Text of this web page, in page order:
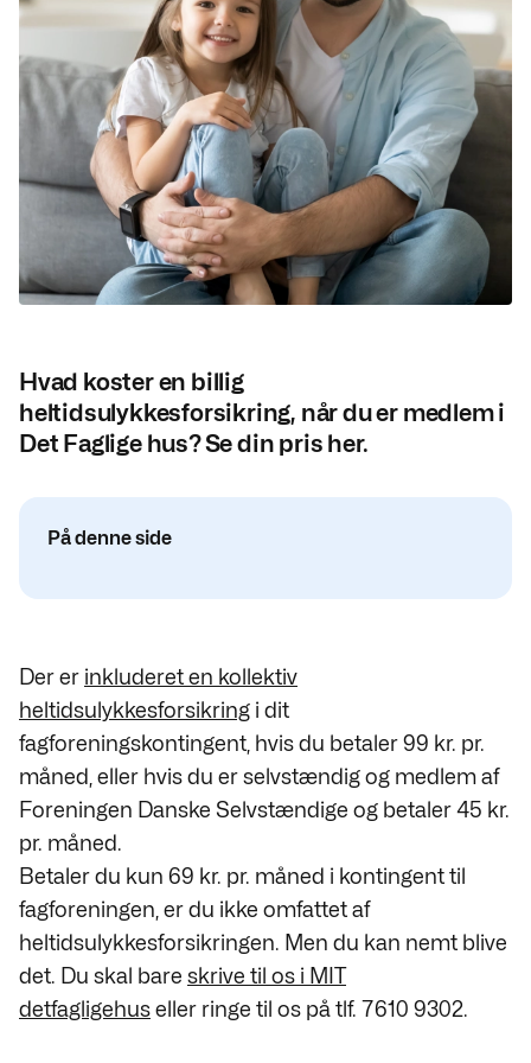
Hvad koster en billig
heltidsulykkesforsikring, når du er medlem i
Det Faglige hus? Se din pris her.
På denne side
Der er inkluderet en kollektiv
heltidsulykkesforsikring i dit
fagforeningskontingent, hvis du betaler 99 kr. pr.
måned, eller hvis du er selvstændig og medlem af
Foreningen Danske Selvstændige og betaler 45 kr.
pr. måned.
Betaler du kun 69 kr. pr. måned i kontingent til
fagforeningen, er du ikke omfattet af
heltidsulykkesforsikringen. Men du kan nemt blive
det. Du skal bare skrive til os i MIT
detfagligehuseller ringe til os på tlf. 7610 9302.